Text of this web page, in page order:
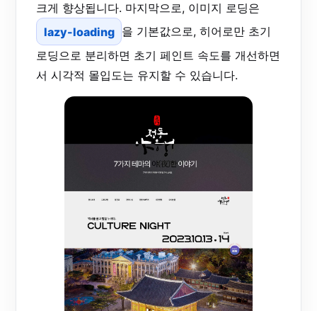
크게 향상됩니다. 마지막으로, 이미지 로딩은
lazy-loading 을 기본값으로, 히어로만 초기
로딩으로 분리하면 초기 페인트 속도를 개선하면
서 시각적 몰입도는 유지할 수 있습니다.